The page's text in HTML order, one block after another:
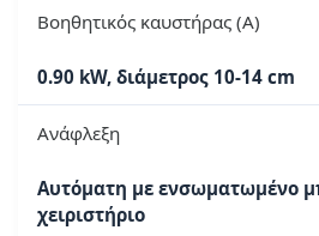
Βοηθητικός καυστήρας (A)
0.90 kW, διάμετρος 10-14 cm
Ανάφλεξη
Αυτόματη με ενσωματωμένο
χειριστήριο